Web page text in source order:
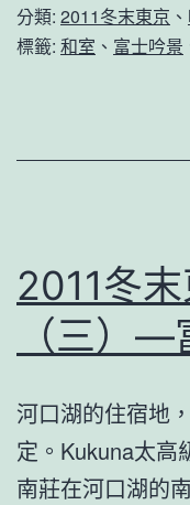
分類: 2011冬末東京 、
標籤: 和室 、 富士吟景
2011冬
（三）—
河口湖的住宿地
定。Kukuna太高
南莊在河口湖的